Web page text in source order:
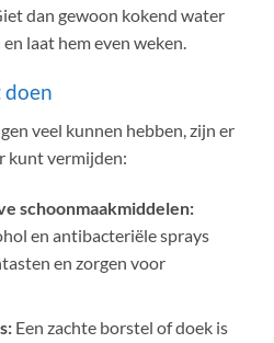
dan gewoon kokend water
laat hem even weken.
veel kunnen hebben, zijn er
kunt vermijden:
schoonmaakmiddelen:
en antibacteriële sprays
en zorgen voor
Een zachte borstel of doek is